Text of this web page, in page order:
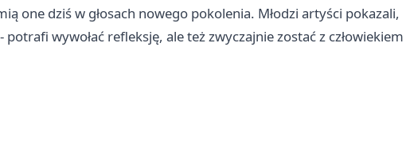
one dziś w głosach nowego pokolenia. Młodzi artyści pokazali,
wywołać refleksję, ale też zwyczajnie zostać z człowiekiem